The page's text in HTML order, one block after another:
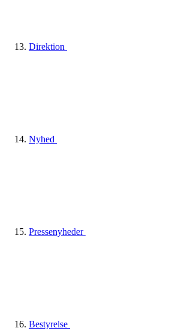
Direktion
Nyhed
Pressenyheder
Bestyrelse